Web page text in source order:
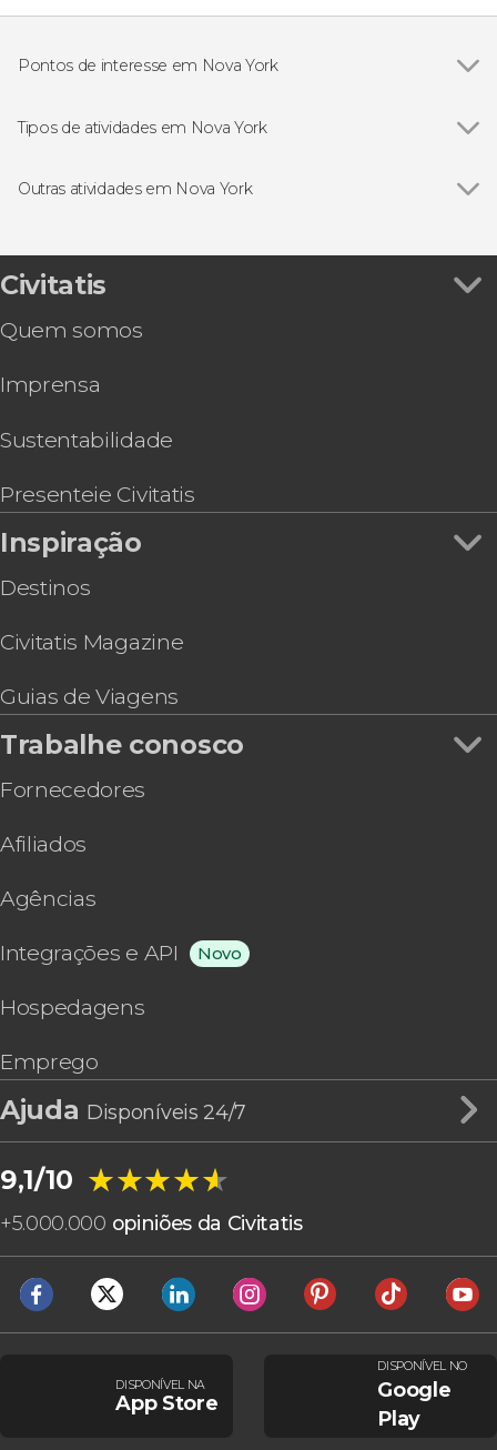
Pontos de interesse em Nova York
Estátua da Liberdade
Rockefeller Center
Madison Square Garden
Grand Central Terminal
Top of The Rock
Memorial & Museu Nacional do 11 de Setembro
Tipos de atividades em Nova York
Ingressos em Nova York
Visitas guiadas por Nova York
Cartões turísticos de Nova York
Eventos esportivos em Nova York
Outras atividades em Nova York
Excursão a Washington DC
Ingresso do Museu Americano de História
Go City: New York Explorer Pass ou Essentials
Tour VIP pelo Brooklyn, Bronx e Queens
Ingresso para o MoMA
Hard Rock Cafe Nova York
Ingresso do mirante One Times Square
Civitatis
Quem somos
Imprensa
Sustentabilidade
Presenteie Civitatis
Inspiração
Destinos
Civitatis Magazine
Guias de Viagens
Trabalhe conosco
Fornecedores
Afiliados
Agências
Integrações e API Novo
Hospedagens
Emprego
Ajuda Disponíveis 24/7
9,1/10 ★★★★★
★★★★★
+5.000.000 opiniões da Civitatis
DISPONÍVEL NA
App Store
DISPONÍVEL NO
Google
Play